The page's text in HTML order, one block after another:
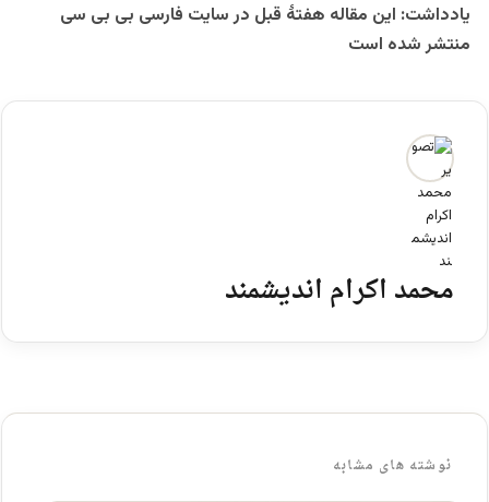
یادداشت: این مقاله هفتۀ قبل در سایت فارسی بی بی سی
منتشر شده است
محمد اکرام اندیشمند
نوشته های مشابه